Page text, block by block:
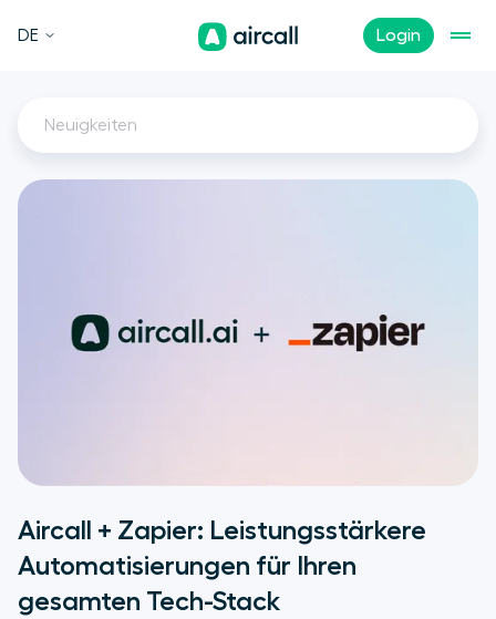
Login
DE
Neuigkeiten
Aircall + Zapier: Leistungsstärkere
Automatisierungen für Ihren
gesamten Tech-Stack